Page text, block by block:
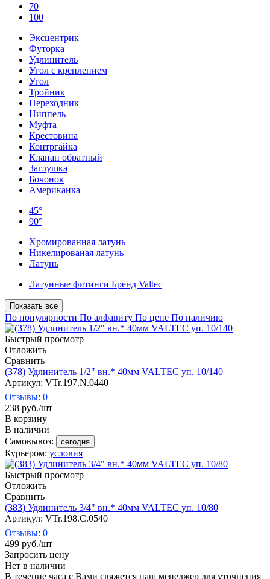
70
100
Эксцентрик
Футорка
Удлинитель
Угол с креплением
Угол
Тройник
Переходник
Ниппель
Муфта
Крестовина
Контргайка
Клапан обратный
Заглушка
Бочонок
Американка
45°
90°
Хромированная латунь
Никелированая латунь
Латунь
Латунные фитинги Бренд Valtec
Показать все
По популярности По алфавиту По цене По наличию
Быстрый просмотр
Отложить
Сравнить
(378) Удлинитель 1/2" вн.* 40мм VALTEC уп. 10/140
Артикул: VTr.197.N.0440
Отзывы: 0
238 руб./шт
В корзину
В наличии
Самовывоз:
сегодня
Курьером: условия
Быстрый просмотр
Отложить
Сравнить
(383) Удлинитель 3/4" вн.* 40мм VALTEC уп. 10/80
Артикул: VTr.198.C.0540
Отзывы: 0
499 руб./шт
Запросить цену
Нет в наличии
В течение часа с Вами свяжется наш менеджер для уточнения